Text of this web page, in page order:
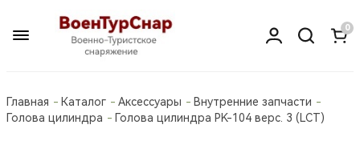
0
Главная Каталог Аксессуары
Внутренние запчасти
Голова цилиндра
Голова цилиндра PK-104 верс. 3 (LCT)